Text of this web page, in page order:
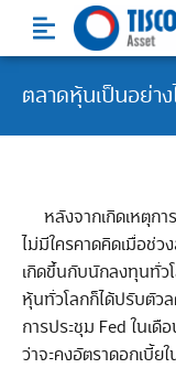
content
ตลาดหุ้นเป็นอย่าง
หลังจากเกิดเหตุกา
ไม่มีใครคาดคิดเมื่อช่
เกิดขึ้นกับนักลงทุนทั่ว
หุ้นทั่วโลกก็ได้ปรับตัว
การประชุม Fed ในเ
ว่าจะคงอัตราดอกเบี้ย